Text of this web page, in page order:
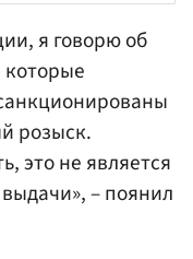
я говорю об
розыск.
это не является
– поянил